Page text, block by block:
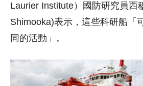
Laurier Institute）國防研究員西
Shimooka)表示，這些科研船「
同的活動」。